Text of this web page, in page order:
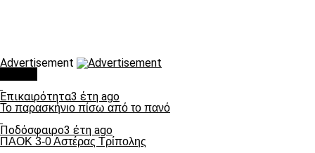
Advertisement
Επικαιρότητα3 έτη ago
Το παρασκήνιο πίσω από το πανό
Ποδόσφαιρο3 έτη ago
ΠΑΟΚ 3-0 Αστέρας Τρίπολης